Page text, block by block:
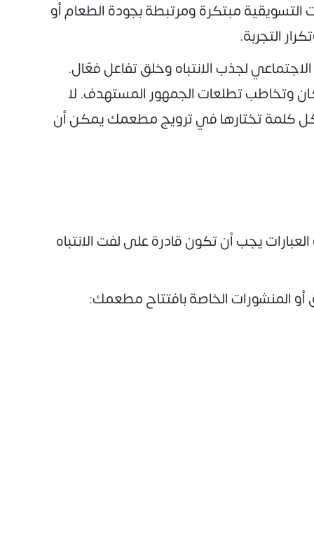
مبتكرة ومرتبطة بجودة الطعام أو
التجربة.
لجذب الانتباه وخلق تفاعل فعّال.
وتخاطب تطلعات الجمهور المستهدف. لا
كلمة تختارها في ترويج مطعمك يمكن أن
يجب أن تكون قادرة على لفت الانتباه
المنشورات الخاصة بافتتاح مطعمك: